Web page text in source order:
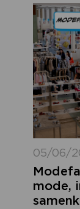
05/06/
mode,